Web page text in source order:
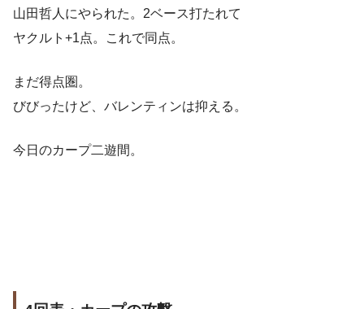
山田哲人にやられた。2ベース打たれて
ヤクルト+1点。これで同点。
まだ得点圏。
びびったけど、バレンティンは抑える。
今日のカープ二遊間。